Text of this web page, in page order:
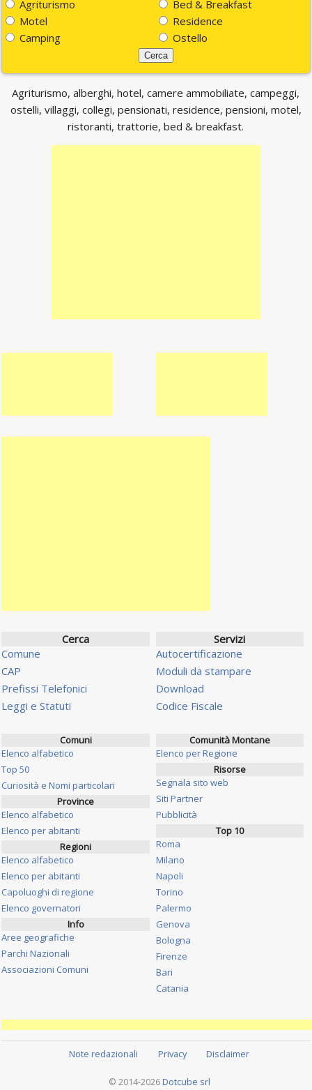
Agriturismo
Bed & Breakfast
Motel
Residence
Camping
Ostello
Agriturismo, alberghi, hotel, camere ammobiliate, campeggi,
ostelli, villaggi, collegi, pensionati, residence, pensioni, motel,
ristoranti, trattorie, bed & breakfast.
Cerca
Comune
CAP
Prefissi Telefonici
Leggi e Statuti
Servizi
Autocertificazione
Moduli da stampare
Download
Codice Fiscale
Comuni
Elenco alfabetico
Top 50
Curiosità e Nomi particolari
Province
Elenco alfabetico
Elenco per abitanti
Regioni
Elenco alfabetico
Elenco per abitanti
Capoluoghi di regione
Elenco governatori
Info
Aree geografiche
Parchi Nazionali
Associazioni Comuni
Comunità Montane
Elenco per Regione
Risorse
Segnala sito web
Siti Partner
Pubblicità
Top 10
Roma
Milano
Napoli
Torino
Palermo
Genova
Bologna
Firenze
Bari
Catania
Note redazionali Privacy Disclaimer
© 2014-2026 Dotcube srl